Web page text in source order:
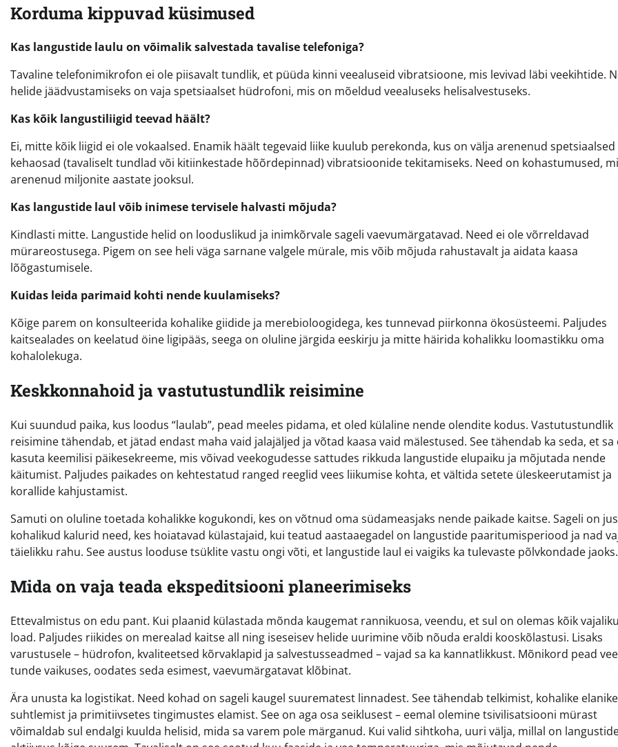
Korduma kippuvad küsimused
Kas langustide laulu on võimalik salvestada tavalise telefoniga?
Tavaline telefonimikrofon ei ole piisavalt tundlik, et püüda kinni veealuseid vibratsioone, mis levivad läbi veekihtide.
helide jäädvustamiseks on vaja spetsiaalset hüdrofoni, mis on mõeldud veealuseks helisalvestuseks.
Kas kõik langustiliigid teevad häält?
Ei, mitte kõik liigid ei ole vokaalsed. Enamik häält tegevaid liike kuulub perekonda, kus on välja arenenud spetsiaalsed
kehaosad (tavaliselt tundlad või kitiinkestade hõõrdepinnad) vibratsioonide tekitamiseks. Need on kohastumused,
arenenud miljonite aastate jooksul.
Kas langustide laul võib inimese tervisele halvasti mõjuda?
Kindlasti mitte. Langustide helid on looduslikud ja inimkõrvale sageli vaevumärgatavad. Need ei ole võrreldavad
mürareostusega. Pigem on see heli väga sarnane valgele mürale, mis võib mõjuda rahustavalt ja aidata kaasa
lõõgastumisele.
Kuidas leida parimaid kohti nende kuulamiseks?
Kõige parem on konsulteerida kohalike giidide ja merebioloogidega, kes tunnevad piirkonna ökosüsteemi. Paljudes
kaitsealades on keelatud öine ligipääs, seega on oluline järgida eeskirju ja mitte häirida kohalikku loomastikku oma
kohalolekuga.
Keskkonnahoid ja vastutustundlik reisimine
Kui suundud paika, kus loodus “laulab”, pead meeles pidama, et oled külaline nende olendite kodus. Vastutustundlik
reisimine tähendab, et jätad endast maha vaid jalajäljed ja võtad kaasa vaid mälestused. See tähendab ka seda, et sa
kasuta keemilisi päikesekreeme, mis võivad veekogudesse sattudes rikkuda langustide elupaiku ja mõjutada nende
käitumist. Paljudes paikades on kehtestatud ranged reeglid vees liikumise kohta, et vältida setete üleskeerutamist ja
korallide kahjustamist.
Samuti on oluline toetada kohalikke kogukondi, kes on võtnud oma südameasjaks nende paikade kaitse. Sageli on
kohalikud kalurid need, kes hoiatavad külastajaid, kui teatud aastaaegadel on langustide paaritumisperiood ja nad
täielikku rahu. See austus looduse tsüklite vastu ongi võti, et langustide laul ei vaigiks ka tulevaste põlvkondade jaoks.
Mida on vaja teada ekspeditsiooni planeerimiseks
Ettevalmistus on edu pant. Kui plaanid külastada mõnda kaugemat rannikuosa, veendu, et sul on olemas kõik
load. Paljudes riikides on merealad kaitse all ning iseseisev helide uurimine võib nõuda eraldi kooskõlastusi. Lisaks
varustusele – hüdrofon, kvaliteetsed kõrvaklapid ja salvestusseadmed – vajad sa ka kannatlikkust. Mõnikord pead
tunde vaikuses, oodates seda esimest, vaevumärgatavat klõbinat.
Ära unusta ka logistikat. Need kohad on sageli kaugel suurematest linnadest. See tähendab telkimist, kohalike
suhtlemist ja primitiivsetes tingimustes elamist. See on aga osa seiklusest – eemal olemine tsivilisatsiooni mürast
võimaldab sul endalgi kuulda helisid, mida sa varem pole märganud. Kui valid sihtkoha, uuri välja, millal on